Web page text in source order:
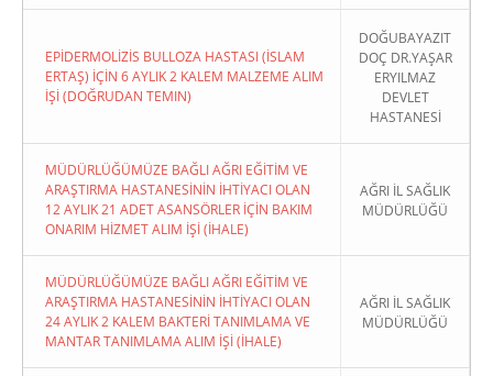
EPİDERMOLİZİS BULLOZA HASTASI (İSLAM
ERTAŞ) İÇİN 6 AYLIK 2 KALEM MALZEME ALIM
İŞİ (DOĞRUDAN TEMIN)
DOĞUBAYAZIT
DOÇ DR.YAŞAR
ERYILMAZ
DEVLET
HASTANESİ
MÜDÜRLÜĞÜMÜZE BAĞLI AĞRI EĞİTİM VE
ARAŞTIRMA HASTANESİNİN İHTİYACI OLAN
12 AYLIK 21 ADET ASANSÖRLER İÇİN BAKIM
ONARIM HİZMET ALIM İŞİ (İHALE)
AĞRI İL SAĞLIK
MÜDÜRLÜĞÜ
MÜDÜRLÜĞÜMÜZE BAĞLI AĞRI EĞİTİM VE
ARAŞTIRMA HASTANESİNİN İHTİYACI OLAN
24 AYLIK 2 KALEM BAKTERİ TANIMLAMA VE
MANTAR TANIMLAMA ALIM İŞİ (İHALE)
AĞRI İL SAĞLIK
MÜDÜRLÜĞÜ